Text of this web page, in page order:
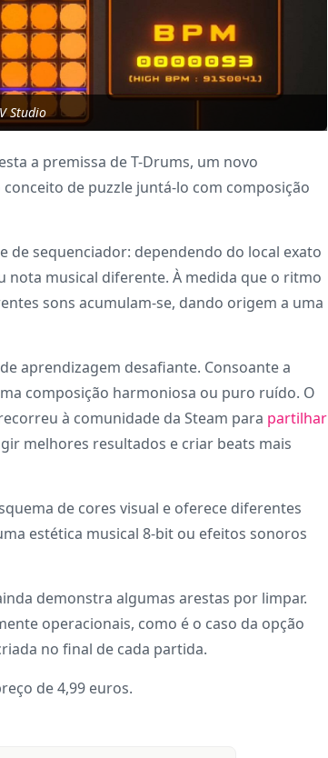
Studio
a premissa de T-Drums, um novo
de puzzle juntá-lo com composição
de sequenciador: dependendo do local exato
nota musical diferente. À medida que o ritmo
sons acumulam-se, dando origem a uma
aprendizagem desafiante. Consoante a
composição harmoniosa ou puro ruído. O
à comunidade da Steam para partilhar
melhores resultados e criar beats mais
de cores visual e oferece diferentes
estética musical 8-bit ou efeitos sonoros
demonstra algumas arestas por limpar.
operacionais, como é o caso da opção
no final de cada partida.
de 4,99 euros.